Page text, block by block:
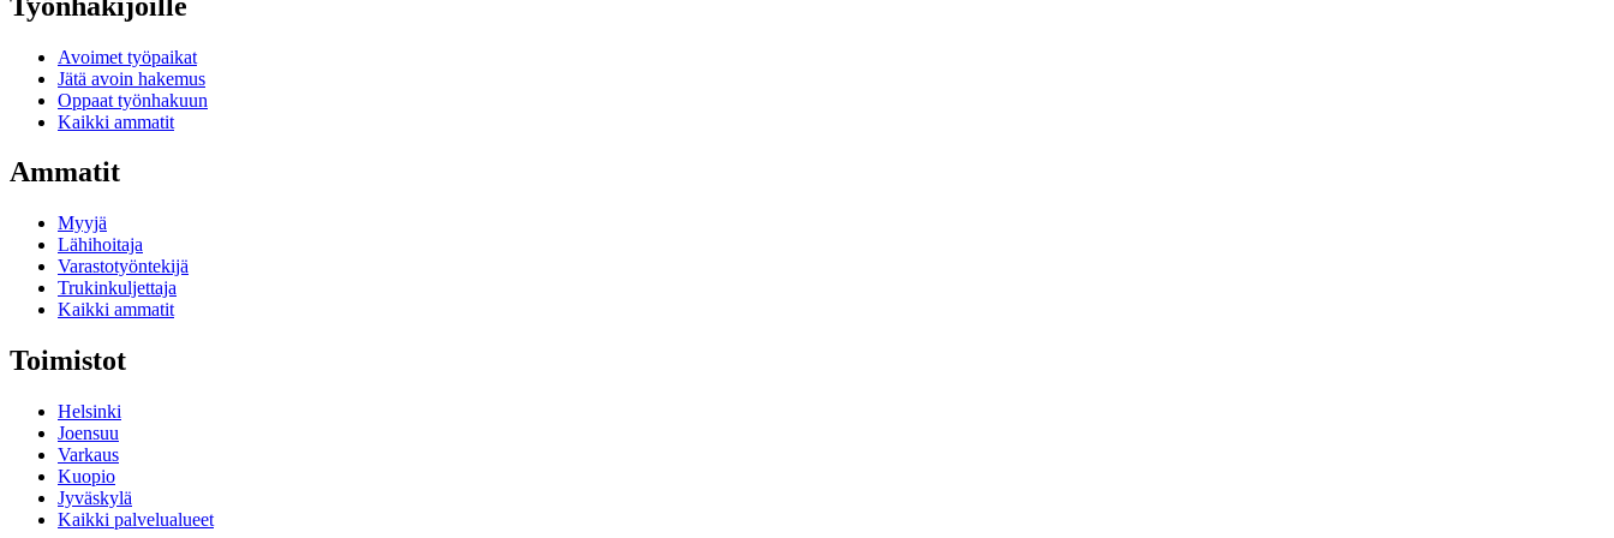
Avoimet työpaikat
Jätä avoin hakemus
Oppaat työnhakuun
Kaikki ammatit
Ammatit
Myyjä
Lähihoitaja
Varastotyöntekijä
Trukinkuljettaja
Kaikki ammatit
Toimistot
Helsinki
Joensuu
Varkaus
Kuopio
Jyväskylä
Kaikki palvelualueet